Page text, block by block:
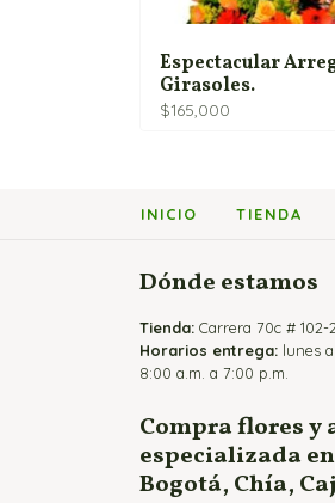
Espectacular
Girasoles.
$165,000
INICIO TIENDA
Dónde estamos
Tienda: Carrera 70c # 102-
Horarios entrega: lunes
8:00 a.m. a 7:00 p.m.
Compra flores y
especializada
Bogotá, Chía,